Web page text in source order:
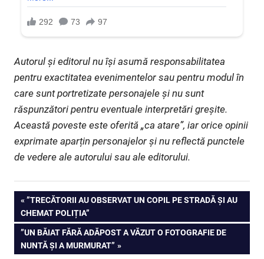
Autorul și editorul nu își asumă responsabilitatea
pentru exactitatea evenimentelor sau pentru modul în
care sunt portretizate personajele și nu sunt
răspunzători pentru eventuale interpretări greșite.
Această poveste este oferită „ca atare”, iar orice opinii
exprimate aparțin personajelor și nu reflectă punctele
de vedere ale autorului sau ale editorului.
Navigare
în
articole
PREVIOUS
POST:
”TRECĂTORII AU OBSERVAT UN COPIL PE STRADĂ ȘI AU
CHEMAT POLIȚIA”
NEXT
POST:
”UN BĂIAT FĂRĂ ADĂPOST A VĂZUT O FOTOGRAFIE DE
NUNTĂ ȘI A MURMURAT”